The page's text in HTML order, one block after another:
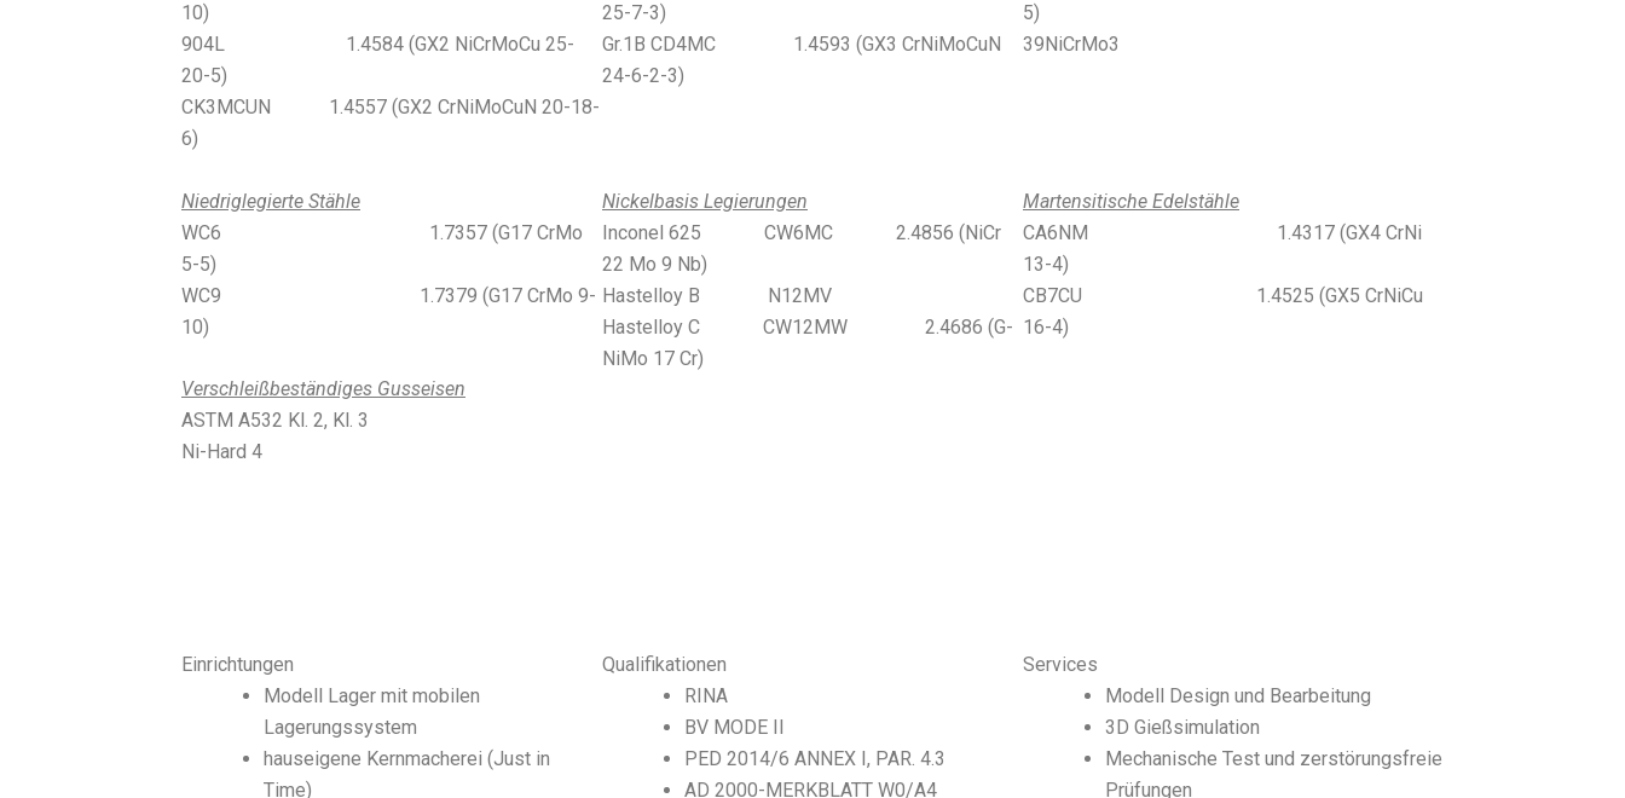
10)
904L 1.4584 (GX2 NiCrMoCu 25-
20-5)
CK3MCUN 1.4557 (GX2 CrNiMoCuN 20-18-
6)
25-7-3)
Gr.1B CD4MC 1.4593 (GX3 CrNiMoCuN
24-6-2-3)
5)
39NiCrMo3
Niedriglegierte Stähle
WC6 1.7357 (G17 CrMo
5-5)
WC9 1.7379 (G17 CrMo 9-
10)
Verschleißbeständiges Gusseisen
ASTM A532 Kl. 2, Kl. 3
Ni-Hard 4
Nickelbasis Legierungen
Inconel 625 CW6MC 2.4856 (NiCr
22 Mo 9 Nb)
Hastelloy B N12MV
Hastelloy C CW12MW 2.4686 (G-
NiMo 17 Cr)
Martensitische Edelstähle
CA6NM 1.4317 (GX4 CrNi
13-4)
CB7CU 1.4525 (GX5 CrNiCu
16-4)
Einrichtungen
Modell Lager mit mobilen
Lagerungssystem
hauseigene Kernmacherei (Just in
Time)
Qualifikationen
RINA
BV MODE II
PED 2014/6 ANNEX I, PAR. 4.3
AD 2000-MERKBLATT W0/A4
Services
Modell Design und Bearbeitung
3D Gießsimulation
Mechanische Test und zerstörungsfreie
Prüfungen